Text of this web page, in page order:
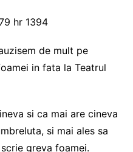
de mult pe
in fata la Teatrul
si ca mai are cineva
si mai ales sa
greva foamei.